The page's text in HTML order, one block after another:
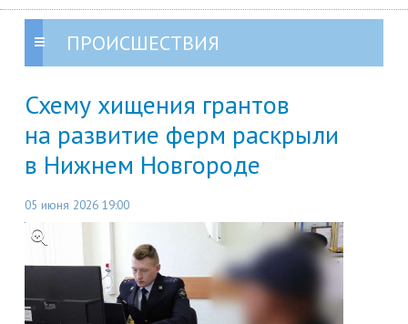
ПРОИСШЕСТВИЯ
Схему хищения грантов
на развитие ферм раскрыли
в Нижнем Новгороде
05 июня 2026 19:00